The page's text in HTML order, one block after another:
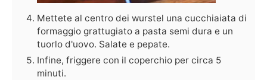
Mettete al centro dei wurstel una cucchiaiata di
formaggio grattugiato a pasta semi dura e un
tuorlo d'uovo. Salate e pepate.
Infine, friggere con il coperchio per circa 5
minuti.